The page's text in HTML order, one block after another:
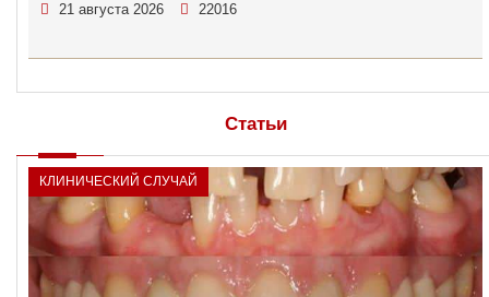
21 августа 2026 22016
Статьи
КЛИНИЧЕСКИЙ СЛУЧАЙ